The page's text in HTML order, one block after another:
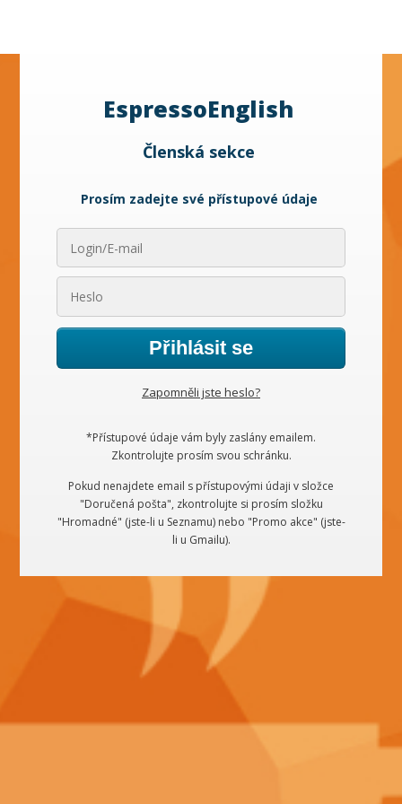
EspressoEnglish
Členská sekce
Prosím zadejte své přístupové údaje
Přihlásit se
Zapomněli jste heslo?
*Přístupové údaje vám byly zaslány emailem.
Zkontrolujte prosím svou schránku.
Pokud nenajdete email s přístupovými údaji v složce
"Doručená pošta", zkontrolujte si prosím složku
"Hromadné" (jste-li u Seznamu) nebo "Promo akce" (jste-
li u Gmailu).